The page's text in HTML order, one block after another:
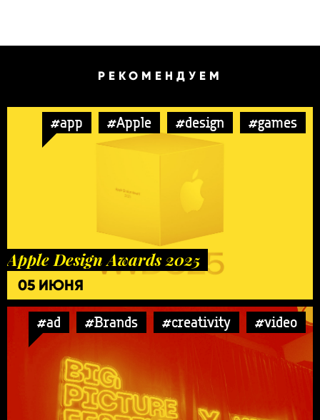
РЕКОМЕНДУЕМ
#app #Apple #design #games
Apple Design Awards 2025
05 ИЮНЯ
#ad #Brands #creativity #video